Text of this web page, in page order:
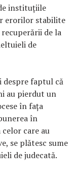
instituțiile
erorilor stabilite
de la
de
despre faptul că
au pierdut un
în fața
în
care au
se plătesc sume
de judecată.